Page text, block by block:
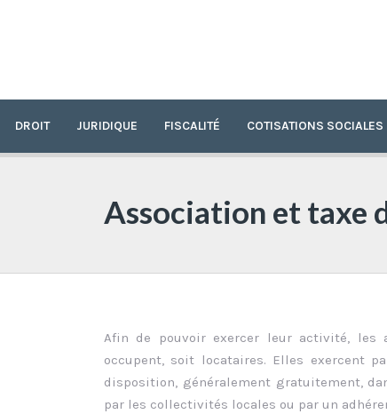
DROIT JURIDIQUE FISCALITÉ COTISATIONS SOCIALES
Association et taxe
Afin de pouvoir exercer leur activité, les
occupent, soit locataires. Elles exercent
disposition, généralement gratuitement,
par les collectivités locales ou par un